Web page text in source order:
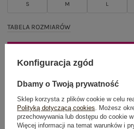
S M L
TABELA ROZMIARÓW
Dostawa od 7,99 zł
Konfiguracja zgód
Dbamy o Twoją prywatność
Sklep korzysta z plików cookie w celu
Polityką dotyczącą cookies. Możesz
przechowywania lub dostępu do cookie
Więcej informacji na temat warunków i